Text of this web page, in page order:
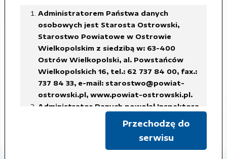
Administratorem Państwa danych
osobowych jest Starosta Ostrowski,
Starostwo Powiatowe w Ostrowie
Wielkopolskim z siedzibą w: 63-400
Ostrów Wielkopolski, al. Powstańców
Wielkopolskich 16, tel.: 62 737 84 00, fax.:
737 84 33, e-mail: starostwo@powiat-
ostrowski.pl, www.powiat-ostrowski.pl.
Administrator Danych powołał Inspektora
w Starostwie Powiatowym w Ostrowie
Wielkopolskim, tel.: 62 737 84 38, fax.: 737
Przechodzę do
serwisu
Ministrów w sprawie daty wyborów
Załączone pliki
Rozporządzenie Prezesa Rady Ministrów w
sprawie daty wyborów.pdf
Czas udostępnienia: 2018-08-16
Pokaż metadane